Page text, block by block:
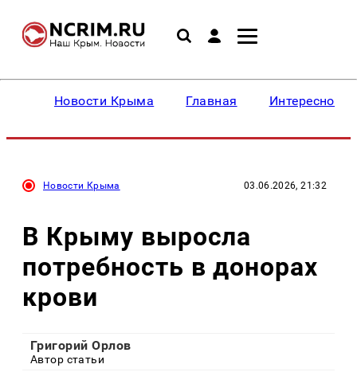
Новости Крыма Главная Интересное
Новости Крыма 03.06.2026, 21:32
В Крыму выросла
потребность в донорах
крови
Григорий Орлов
Автор статьи